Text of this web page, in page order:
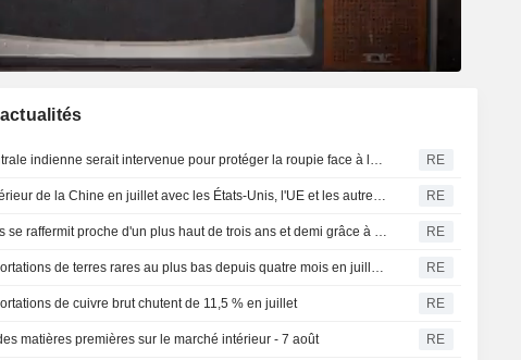
La banque centrale indienne serait intervenue pour protéger la roupie face à la flambée du pétrole, selon des traders RE
Commerce extérieur de la Chine en juillet avec les États-Unis, l'UE et les autres principales économies RE
Le yuan chinois se raffermit proche d'un plus haut de trois ans et demi grâce à la vigueur des exportations RE
Chine : les exportations de terres rares au plus bas depuis quatre mois en juillet face à l'atonie de la demande RE
de cuivre brut chutent de 11,5 % en juillet RE
matières premières sur le marché intérieur - 7 août RE